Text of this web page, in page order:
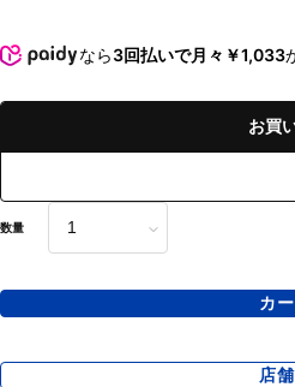
なら3回払いで月々￥1,033
お買
数量
カ
店